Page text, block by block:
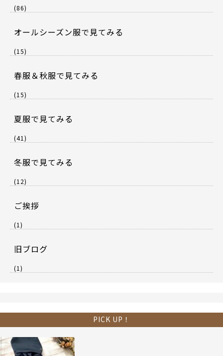
(86)
オールシーズン服で見てみる
(15)
春服＆秋服で見てみる
(15)
夏服で見てみる
(41)
冬服で見てみる
(12)
ご挨拶
(1)
旧ブログ
(1)
PICK UP！